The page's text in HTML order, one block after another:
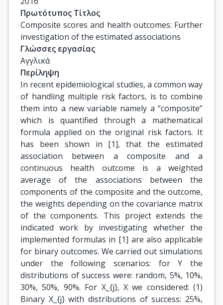
Πρωτότυπος Τίτλος
Composite scores and health outcomes: Further
investigation of the estimated associations
Γλώσσες εργασίας
Αγγλικά
Περίληψη
In recent epidemiological studies, a common way
of handling multiple risk factors, is to combine
them into a new variable namely a “composite”
which is quantified through a mathematical
formula applied on the original risk factors. It
has been shown in [1], that the estimated
association between a composite and a
continuous health outcome is a weighted
average of the associations between the
components of the composite and the outcome,
the weights depending on the covariance matrix
of the components. This project extends the
indicated work by investigating whether the
implemented formulas in [1] are also applicable
for binary outcomes. We carried out simulations
under the following scenarios: for Y the
distributions of success were: random, 5%, 10%,
30%, 50%, 90%. For X_{j}, X we considered: (1)
Binary X_{j} with distributions of success: 25%,